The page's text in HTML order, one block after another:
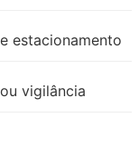
estacionamento
vigilância